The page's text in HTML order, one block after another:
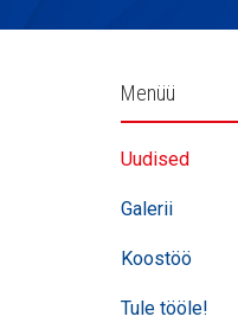
Verekeskus
Menüü
Uudised
Galerii
Koostöö
Tule tööle!